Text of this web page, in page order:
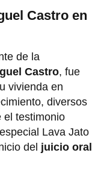
Castro en
de la
Castro, fue
vivienda en
diversos
el testimonio
Lava Jato
del juicio oral